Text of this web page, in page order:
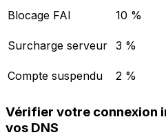
Blocage FAI
10 %
Surcharge serveur 3 %
Compte suspendu
2 %
Vérifier votre connexion
vos DNS